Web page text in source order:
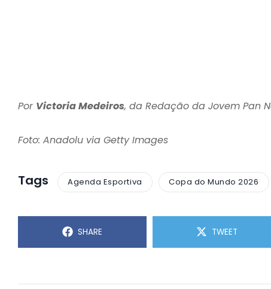
Por Victoria Medeiros, da Redação da Jovem Pan
Foto: Anadolu via Getty Images
Tags Agenda Esportiva Copa do Mundo 2026
SHARE TWEET